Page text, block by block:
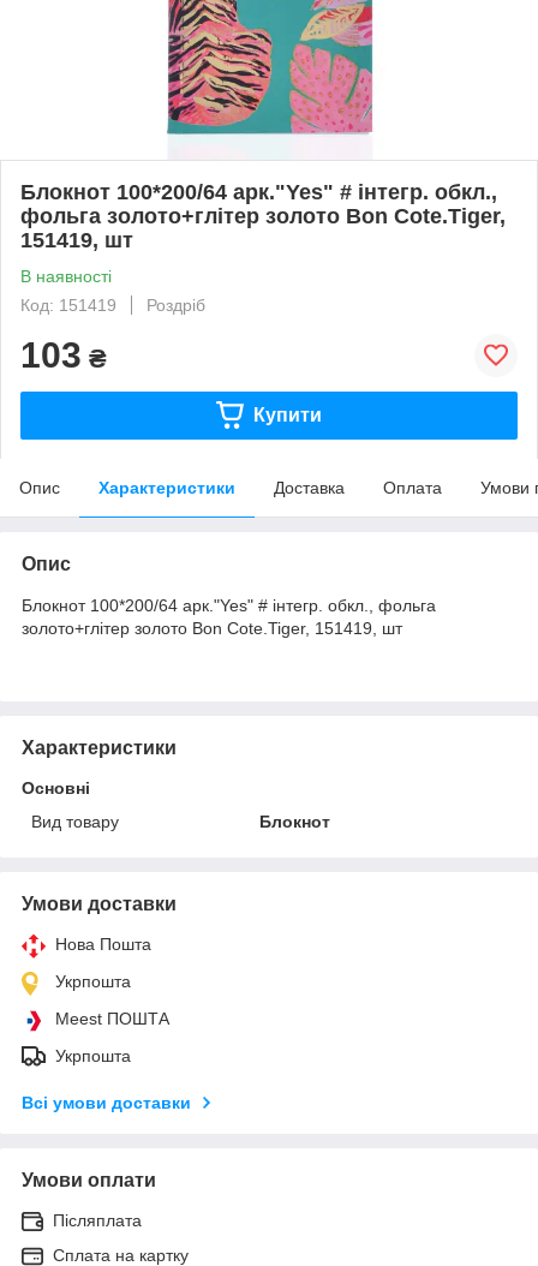
Блокнот 100*200/64 арк."Yes" # інтегр. обкл.,
фольга золото+глітер золото Bon Cote.Tiger,
151419, шт
В наявності
Код: 151419
Роздріб
103 ₴
Купити
Опис Характеристики Доставка Оплата Умови
Опис
Блокнот 100*200/64 арк."Yes" # інтегр. обкл., фольга
золото+глітер золото Bon Cote.Tiger, 151419, шт
Характеристики
Основні
Вид товару
Блокнот
Умови доставки
Нова Пошта
Укрпошта
Meest ПОШТА
Укрпошта
Всі умови доставки
Умови оплати
Післяплата
Сплата на картку